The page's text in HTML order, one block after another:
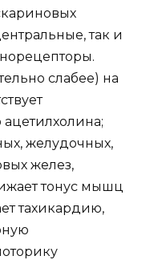
так и
слабее) на
желудочных,
желез,
тонус мышц
тахикардию,